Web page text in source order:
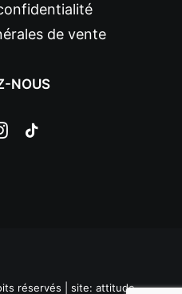
de vente
NOUS
réservés | site: attitude